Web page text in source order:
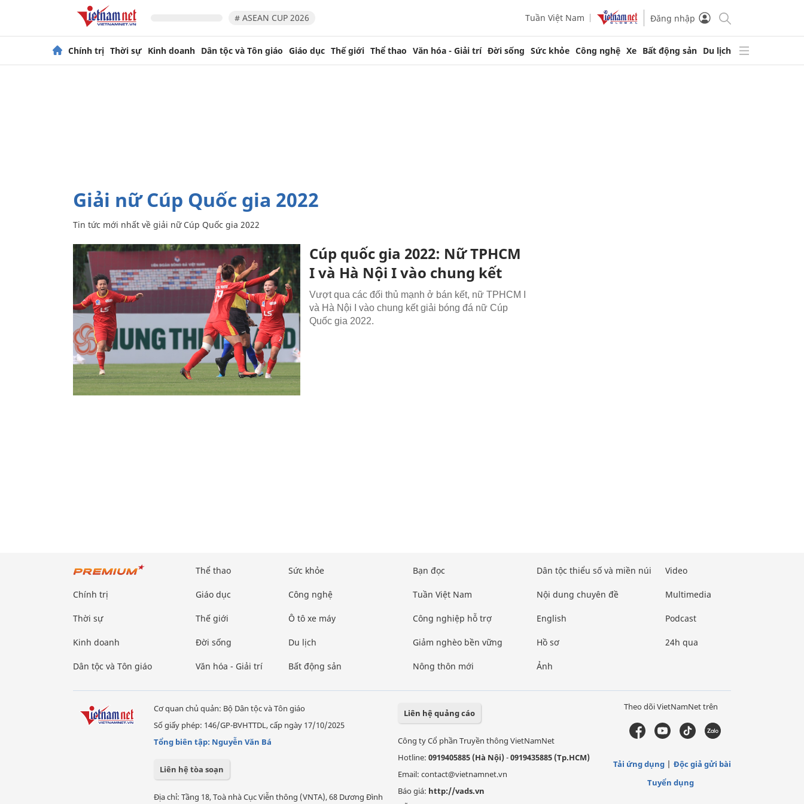
# ASEAN CUP 2026 Tuần Việt Nam Đăng nhập
Chính trị Thời sự Kinh doanh Dân tộc và Tôn giáo Giáo dục Thế giới Thể thao Văn hóa - Giải trí Đời sống Sức khỏe Công nghệ Xe Bất động sản Du lịch
giải nữ Cúp Quốc gia 2022
Tin tức mới nhất về giải nữ Cúp Quốc gia 2022
Cúp quốc gia 2022: Nữ TPHCM
I và Hà Nội I vào chung kết
Vượt qua các đối thủ mạnh ở bán kết, nữ TPHCM I
và Hà Nội I vào chung kết giải bóng đá nữ Cúp
Quốc gia 2022.
Chính trị
Thời sự
Kinh doanh
Dân tộc và Tôn giáo
Thể thao
Giáo dục
Thế giới
Đời sống
Văn hóa - Giải trí
Sức khỏe
Công nghệ
Ô tô xe máy
Du lịch
Bất động sản
Bạn đọc
Tuần Việt Nam
Công nghiệp hỗ trợ
Giảm nghèo bền vững
Nông thôn mới
Dân tộc thiểu số và miền núi
Nội dung chuyên đề
English
Hồ sơ
Ảnh
Video
Multimedia
Podcast
24h qua
Cơ quan chủ quản: Bộ Dân tộc và Tôn giáo
Số giấy phép: 146/GP-BVHTTDL, cấp ngày 17/10/2025
Tổng biên tập: Nguyễn Văn Bá
Liên hệ tòa soạn
Địa chỉ: Tầng 18, Toà nhà Cục Viễn thông (VNTA), 68 Dương Đình
Liên hệ quảng cáo
Công ty Cổ phần Truyền thông VietNamNet
Hotline: 0919405885 (Hà Nội)-0919435885 (Tp.HCM)
Email: contact@vietnamnet.vn
Báo giá: http://vads.vn
Theo dõi VietNamNet trên
Tải ứng dụng
Độc giả gửi bài
Tuyển dụng